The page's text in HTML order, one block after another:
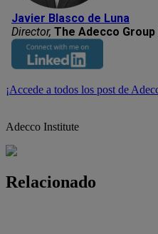
Javier Blasco de Luna
Director, The Adecco
¡Accede a todos los post de
Adecco Institute
Relacionado